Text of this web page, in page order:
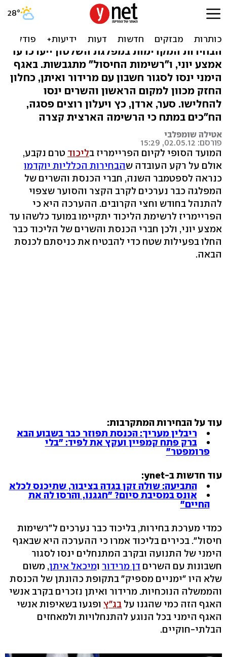
הפריימריז בליכוד: מרידור,
כחלון ואיתן על הכוונת
הבחירות המקדימות במפלגת השלטון ייערכו עד
אמצע יוני, ו"רשימות החיסול" מתגבשות. באגף
הימני ינסו לסגור חשבון עם מרידור ואיתן, כחלון
החזק מכוון למקום הראשון והשרים ינסו
להחלישו. סער, ארדן, כץ ויעלון רוצים פסגה,
הח"כים במתח כי הרשימה הארצית קצרה
אטילה שומפלבי
פורסם: 02.05.12, 15:29
המועד הסופי לקיום הפריימריז בליכוד טרם נקבע,
אולם על רקע העובדה שהבחירות הכלליות יוקדמו
כנראה לספטמבר השנה, חברי הכנסת והשרים של
המפלגה כבר נערכים לקרב הקצר והסוער שצפוי
להתנהל בחודש וחצי הקרובים. ההערכה היא כי
הפריימריז לרשימת הליכוד יתקיימו במועד כלשהו עד
אמצע יוני, ולכן חברי הכנסת והשרים של הליכוד כבר
החלו בפעילות שטח כדי להבטיח את כניסתם לכנסת
הבאה.
עוד על הבחירות המתקרבות:
ריבלין מעריך: הכנסת תפוזר כבר בשבוע הבא
ברק פתח קמפיין ועקץ את לפיד: "בלי
פרומפטר"
עוד חדשות ב-ynet:
התביעה: שולה זקן בגדה בציבור, שתיכנס לכלא
אונס במסיבת סיום? "חגגנו, והרסו לה את
החיים"
כמדי מערכת בחירות, בליכוד כבר נערכים ל"רשימות
חיסול". בכירים בליכוד אמרו כי ההערכה היא שבאגף
הימני של התנועה ובקרב המתנחלים ינסו לסגור
חשבונות עם השרים דן מרידור ומיכאל איתן, משום
שלא היו "ימניים מספיק" בתקופת כהונתן של הכנסת
והממשלה הנוכחיות. מרידור ואיתן נזכרים בקרב אנשי
האגף הזה כמי שהגנו על בג"ץ ופגעו בשאיפות אנשי
האגף הימני בכל הנוגע להתנחלויות ולמאחזים
הבלתי-חוקיים.